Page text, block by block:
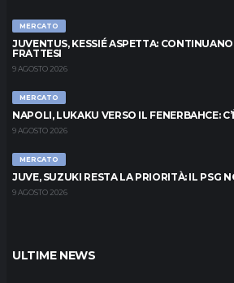
MERCATO
JUVENTUS, KESSIÉ ASPETTA:
FRATTESI
9 AGOSTO 2026
MERCATO
NAPOLI, LUKAKU VERSO IL FENERBAHCE:
9 AGOSTO 2026
MERCATO
JUVE, SUZUKI RESTA LA PRIORITÀ: IL PSG
9 AGOSTO 2026
ULTIME NEWS